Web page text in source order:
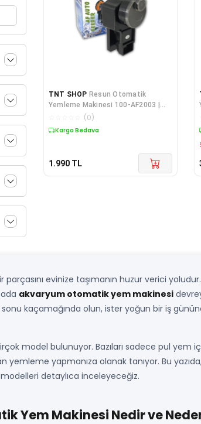
TNT SHOP Resun Otomatik
Yemleme Makinesi 100-AF2003 |
Akvaryum Balıkları İçin Esnek
(0)
Kargo Bedava
1.990 TL
parçasını evinize taşımanın huzur verici
akvaryum otomatik yem makinesi
sonu kaçamağında olun, ister yoğun bir iş
model bulunuyor. Bazıları sadece pul
yemleme yapmanıza olanak tanıyor. Bu
detaylıca inceleyeceğiz.
Yem Makinesi Nedir ve